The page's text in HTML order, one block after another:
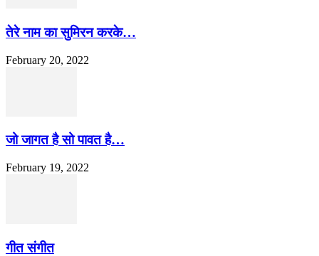
तेरे नाम का सुमिरन करके…
February 20, 2022
जो जागत है सो पावत है…
February 19, 2022
गीत संगीत